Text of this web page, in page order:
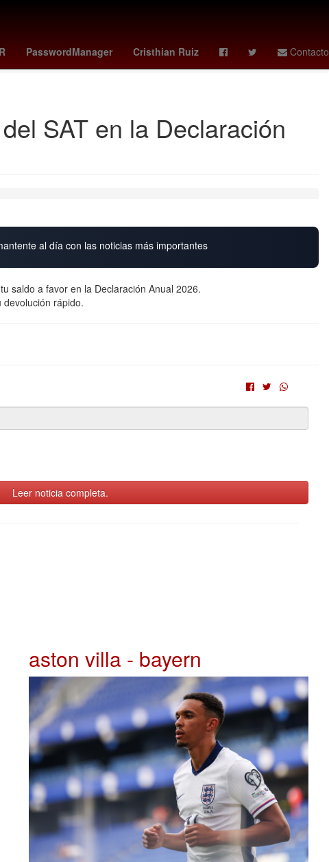
PasswordManager Cristhian Ruiz Contacto
Superior de Justicia de la Ciudad de México
Mercurio
SAT en la Declaración
al día con las noticias más importantes
saldo a favor en la Declaración Anual 2026.
rápido.
Leer noticia completa.
aston villa - bayern